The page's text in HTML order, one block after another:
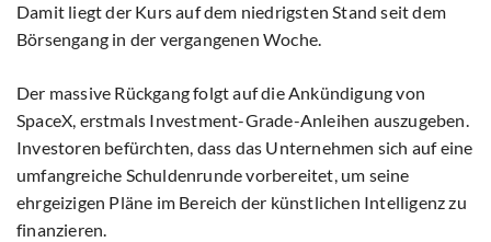
Damit liegt der Kurs auf dem niedrigsten Stand seit dem
Börsengang in der vergangenen Woche.
Der massive Rückgang folgt auf die Ankündigung von
SpaceX, erstmals Investment-Grade-Anleihen auszugeben.
Investoren befürchten, dass das Unternehmen sich auf eine
umfangreiche Schuldenrunde vorbereitet, um seine
ehrgeizigen Pläne im Bereich der künstlichen Intelligenz zu
finanzieren.